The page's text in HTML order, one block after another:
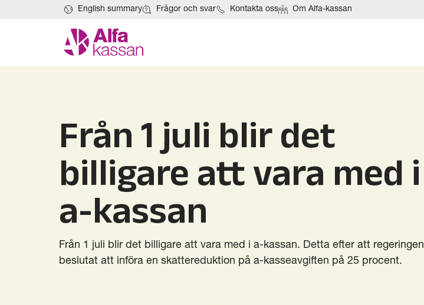
English summary Frågor och svar Kontakta oss Om Alfa-kassan
Från 1 juli blir det
billigare att vara med i
a-kassan
Från 1 juli blir det billigare att vara med i a-kassan. Detta efter att regeringen
beslutat att införa en skattereduktion på a-kasseavgiften på 25 procent.